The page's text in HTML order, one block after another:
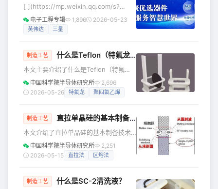
会议并讲授专题团课。 孙劼向团员青年
宣讲“十五五”规划对集成电路产业发展作
出的新部署，通报2026年公司经营发展
出
[ ](https://mp.weixin.qq.com/s?
5月19日消息，美国总统特朗普近日在接
电子工程专辑 1,896 2026-05-23
英伟达 三星
制造工艺 什么是Teflon（特氟龙）？
本文主要介绍了什么是Teflon（特氟
龙）。 Teflon是什么？ Teflon是聚四氟
乙烯（PTFE，
已经成为这类材料的通用叫法。 化学结
氟原子完全取代，这是它一切特性的根
源。 Teflon中文俗名有哪些？ | 叫法 |
使用场景 | | 特氟龙 | 最通用，在
中国科学院半导体研究所
2,696
2026-05-26
特氟龙 聚四氟乙烯
制造工艺 直拉单晶硅的基本制备技术及方法
本文介绍了直拉单晶硅的基本制备技术
及方法。 单晶硅的制造技术主要存在两
种方法，分别为区熔法（FZ 法）和直拉
心在于通过熔融区域定向结晶实现晶体
中国科学院半导体研究所
2,251
2026-05-15
直拉法 区熔法
制造工艺 什么是SC-2清洗液？